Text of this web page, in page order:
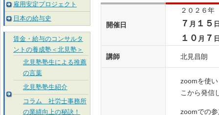
開催日
２０２６年
７ 月 １５
１０ 月 ７
講師 北見昌朗
zoomを使
こから発信
zoomでの
雇用安定プロジェクト
日本の給与史
賃金・給与のコンサルタ
ントの養成塾＜北見塾＞
北見塾塾生による推薦
の言葉
北見塾塾生紹介
コラム 社労士事務所
の業績向上の秘訣！